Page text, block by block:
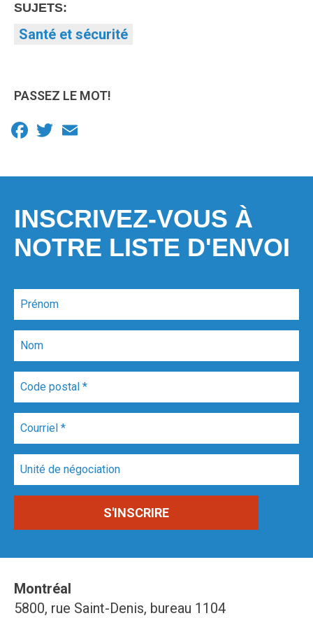
SUJETS:
Santé et sécurité
PASSEZ LE MOT!
Facebook
Twitter
INSCRIVEZ-VOUS À
NOTRE LISTE D'ENVOI
Montréal
5800, rue Saint-Denis, bureau 1104